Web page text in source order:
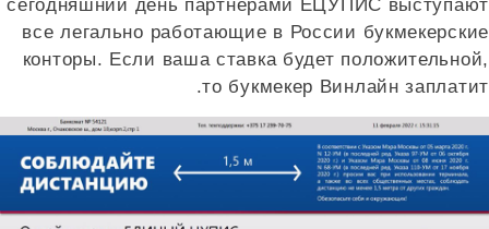
сегодняшний день партнерами ЕЦУПИС выступают
все легально работающие в России букмекерские
конторы. Если ваша ставка будет положительной,
то букмекер Винлайн заплатит.